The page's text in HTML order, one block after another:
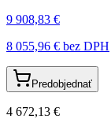
9 908,83 €
8 055,96 € bez DPH
Predobjednať
4 672,13 €